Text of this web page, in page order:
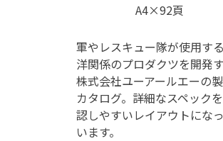
A4×92頁
軍やレスキュー隊が使用す
洋関係のプロダクツを開発
株式会社ユーアールエーの
カタログ。詳細なスペック
認しやすいレイアウトにな
います。